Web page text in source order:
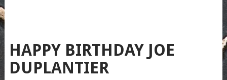
HAPPY BIRTHDAY JOE
DUPLANTIER